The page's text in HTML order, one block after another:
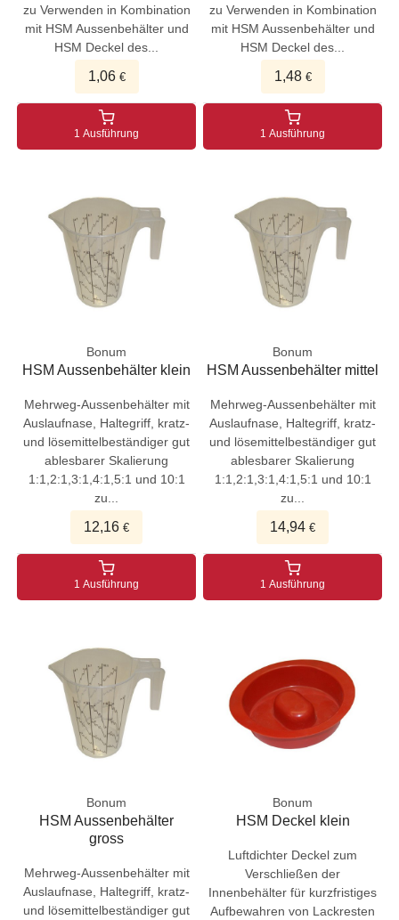
zu Verwenden in Kombination
mit HSM Aussenbehälter und
HSM Deckel des...
1,06€
1 Ausführung
zu Verwenden in Kombination
mit HSM Aussenbehälter und
HSM Deckel des...
1,48€
1 Ausführung
Bonum
HSM Aussenbehälter klein
Mehrweg-Aussenbehälter mit
Auslaufnase, Haltegriff, kratz-
und lösemittelbeständiger gut
ablesbarer Skalierung
1:1,2:1,3:1,4:1,5:1 und 10:1
zu...
12,16 €
1 Ausführung
Bonum
HSM Aussenbehälter mittel
Mehrweg-Aussenbehälter mit
Auslaufnase, Haltegriff, kratz-
und lösemittelbeständiger gut
ablesbarer Skalierung
1:1,2:1,3:1,4:1,5:1 und 10:1
zu...
14,94 €
1 Ausführung
Bonum
HSM Aussenbehälter
gross
Mehrweg-Aussenbehälter mit
Auslaufnase, Haltegriff, kratz-
und lösemittelbeständiger gut
Bonum
HSM Deckel klein
Luftdichter Deckel zum
Verschließen der
Innenbehälter für kurzfristiges
Aufbewahren von Lackresten